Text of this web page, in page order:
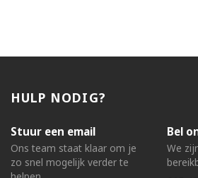
HULP NODIG?
Stuur een email
Ons team staat klaar om je
zo snel mogelijk verder te
Bel
We